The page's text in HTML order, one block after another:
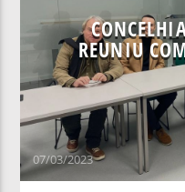
REUNIU
07/03/2023